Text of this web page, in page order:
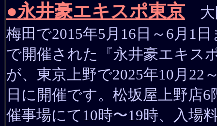
●永井豪エキスポ東京 大
梅田で2015年5月16日～6月1日
で開催された『永井豪エキス
が、東京上野で2025年10月22
日に開催です。松坂屋上野店6
催事場にて10時〜19時、入場